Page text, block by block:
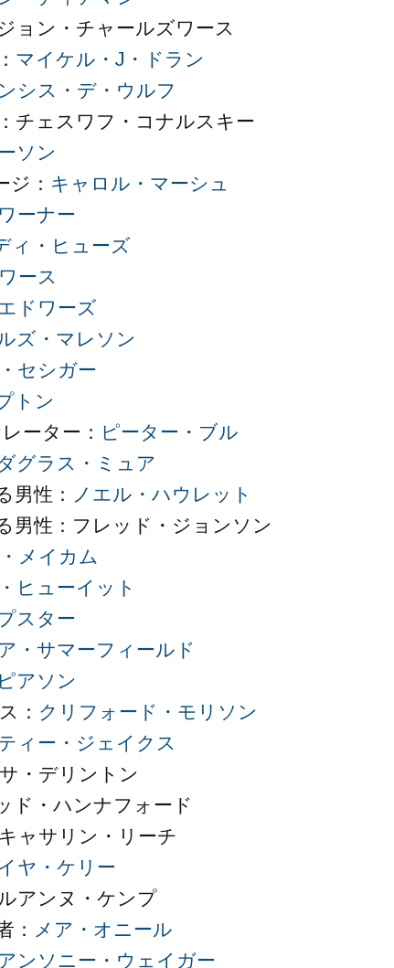
ョン・チャールズワース
マイケル・J・ドラン
シス・デ・ウルフ
チェスワフ・コナルスキー
ソン
ジ： キャロル・マーシュ
ーナー
ィ・ヒューズ
ース
ドワーズ
ズ・マレソン
セシガー
トン
ーター： ピーター・ブル
グラス・ミュア
男性： ノエル・ハウレット
男性：フレッド・ジョンソン
メイカム
ヒューイット
スター
・サマーフィールド
アソン
： クリフォード・モリソン
ィー・ジェイクス
・デリントン
ド・ハンナフォード
ャサリン・リーチ
ヤ・ケリー
アンヌ・ケンプ
： メア・オニール
アンソニー・ウェイガー